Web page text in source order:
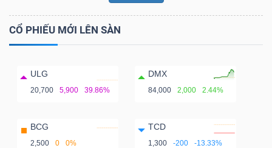
CỔ PHIẾU MỚI LÊN SÀN
ULG
20,700 5,900 39.86%
DMX
84,000 2,000 2.44%
BCG
2,500 0 0%
TCD
1,300 -200 -13.33%